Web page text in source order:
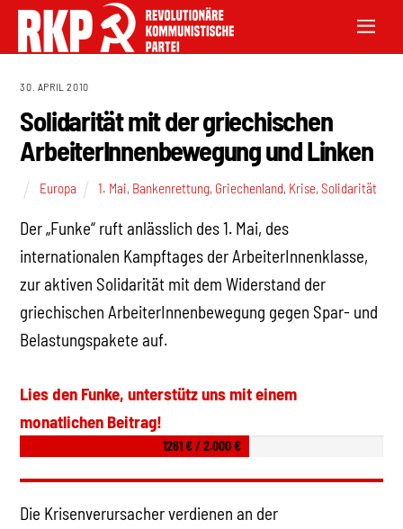
30. APRIL 2010
Solidarität mit der griechischen
ArbeiterInnenbewegung und Linken
Europa 1. Mai, Bankenrettung, Griechenland, Krise,Solidarität
Der „Funke“ ruft anlässlich des 1. Mai, des
internationalen Kampftages der ArbeiterInnenklasse,
zur aktiven Solidarität mit dem Widerstand der
griechischen ArbeiterInnenbewegung gegen Spar- und
Belastungspakete auf.
Lies den Funke, unterstütz uns mit einem
monatlichen Beitrag!
1261 € / 2.000 €
Die Krisenverursacher verdienen an der